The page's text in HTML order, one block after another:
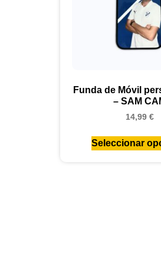
Funda de Móvil
– SAM
14,99 €
Seleccionar